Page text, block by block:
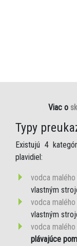
Viac o
Typy
Existujú 4
plavidiel:
vodca malého
vlastným
vodca malého
vlastným
vodca malého
plávajúce